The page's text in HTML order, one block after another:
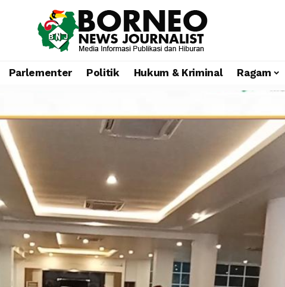
Parlementer Politik Hukum & Kriminal Ragam